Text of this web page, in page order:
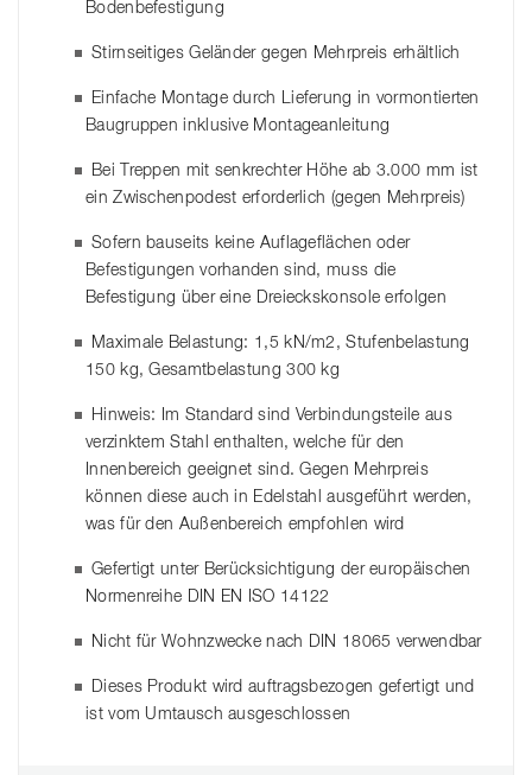
Bodenbefestigung
Stirnseitiges Geländer gegen Mehrpreis erhältlich
Einfache Montage durch Lieferung in vormontierten
Baugruppen inklusive Montageanleitung
Bei Treppen mit senkrechter Höhe ab 3.000 mm ist
ein Zwischenpodest erforderlich (gegen Mehrpreis)
Sofern bauseits keine Auflageflächen oder
Befestigungen vorhanden sind, muss die
Befestigung über eine Dreieckskonsole erfolgen
Maximale Belastung: 1,5 kN/m2, Stufenbelastung
150 kg, Gesamtbelastung 300 kg
Hinweis: Im Standard sind Verbindungsteile aus
verzinktem Stahl enthalten, welche für den
Innenbereich geeignet sind. Gegen Mehrpreis
können diese auch in Edelstahl ausgeführt werden,
was für den Außenbereich empfohlen wird
Gefertigt unter Berücksichtigung der europäischen
Normenreihe DIN EN ISO 14122
Nicht für Wohnzwecke nach DIN 18065 verwendbar
Dieses Produkt wird auftragsbezogen gefertigt und
ist vom Umtausch ausgeschlossen